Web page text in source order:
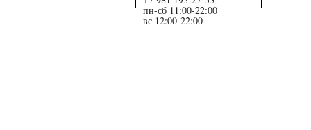
пн-сб 11:00-22:00
вс 12:00-22:00